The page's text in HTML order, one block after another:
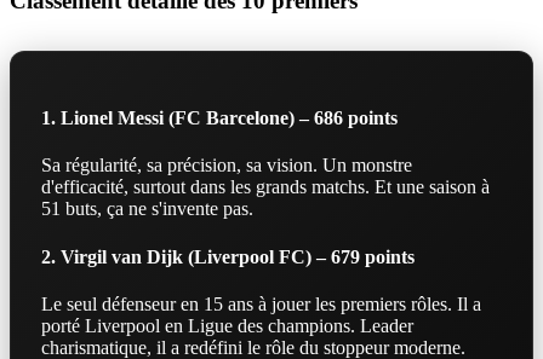
1. Lionel Messi (FC Barcelone) – 686 points
Sa régularité, sa précision, sa vision. Un monstre
d'efficacité, surtout dans les grands matchs. Et une saison à
51 buts, ça ne s'invente pas.
2. Virgil van Dijk (Liverpool FC) – 679 points
Le seul défenseur en 15 ans à jouer les premiers rôles. Il a
porté Liverpool en Ligue des champions. Leader
charismatique, il a redéfini le rôle du stoppeur moderne.